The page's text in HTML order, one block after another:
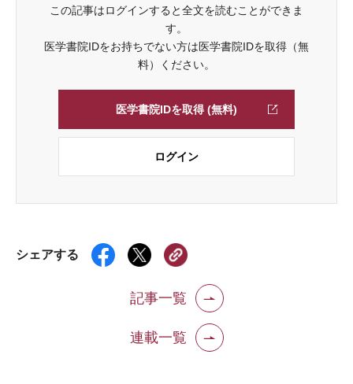
この記事はログインすると全文を読むことができま
す。
医学書院IDをお持ちでない方は医学書院IDを取得（無
料）ください。
医学書院IDを取得 (無料)
ログイン
シェアする
記事一覧
連載一覧